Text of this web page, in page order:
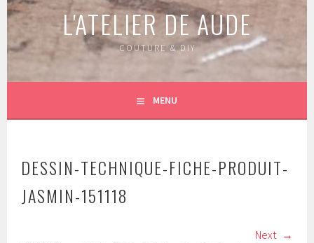
L'ATELIER DE AUDE
COUTURE & DIY
MENU
DESSIN-TECHNIQUE-FICHE-PRODUIT-
JASMIN-151118
Next